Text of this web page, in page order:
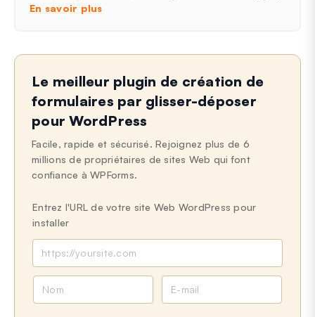
En savoir plus
Le meilleur plugin de création de
formulaires par glisser-déposer
pour WordPress
Facile, rapide et sécurisé. Rejoignez plus de 6
millions de propriétaires de sites Web qui font
confiance à WPForms.
Entrez l'URL de votre site Web WordPress pour
installer